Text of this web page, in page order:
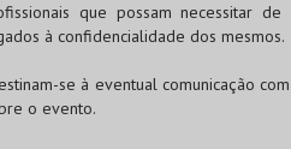
que possam necessitar
à confidencialidade dos mesmos.
se à eventual comunicação
o evento.